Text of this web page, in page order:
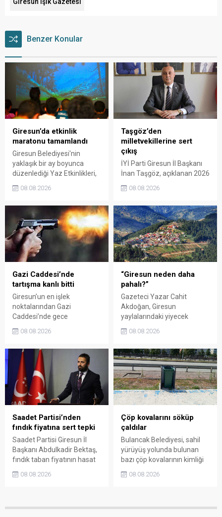
Giresun Işık Gazetesi
Benzer Konular
Giresun’da etkinlik
maratonu tamamlandı
Giresun Belediyesi'nin
yaklaşık bir ay boyunca
düzenlediği Yaz Etkinlikleri,
binlerce vatandaşı kültür,
sanat ve eğlenceyle
organizasyonun ardından
Kadın El Emeği Pazarı'nın
süresi de 16 Ağustos'a
kadar uzatıldı.
08.08.2026
Taşgöz’den
milletvekillerine sert
çıkış
İYİ Parti Giresun İl Başkanı
İnan Taşgöz, açıklanan 2026
yılı fındık alım fiyatı
üzerinden iktidar
eleştirdi. Taşgöz, üreticinin
emeğinin karşılığını
alamadığını savunarak,
Giresun milletvekillerini
sessiz kalmakla suçladı.
08.08.2026
Gazi Caddesi’nde
tartışma kanlı bitti
Giresun’un en işlek
noktalarından Gazi
Caddesi’nde gece
saatlerinde çıkan silahlı
kavgada A.E. ayağından
bölgede kısa süreli panik
yaşanırken polis geniş çaplı
soruşturma başlattı.
08.08.2026
“Giresun neden daha
pahalı?”
Gazeteci Yazar Cahit
Akdoğan, Giresun
yaylalarındaki yiyecek
fiyatlarının çevre illere göre
belirgin biçimde yüksek
Valiliği, Tarım ve Orman İl
Müdürlüğü ile ilgili kurumları
denetime çağırdı. Akdoğan,
yüzde 50’ye ulaşan fiyat
farklarının araştırılması
gerektiğini söyledi.
08.08.2026
Saadet Partisi’nden
fındık fiyatına sert tepki
Saadet Partisi Giresun İl
Başkanı Abdulkadir Bektaş,
fındık taban fiyatının hasat
başlamasına rağmen
açıklanmamasına tepki
belirterek üreticiyi memnun
08.08.2026
Çöp kovalarını söküp
çaldılar
Bulancak Belediyesi, sahil
yürüyüş yolunda bulunan
bazı çöp kovalarının kimliği
belirsiz kişi ya da kişilerce
sökülerek çalındığını açıkladı.
vatandaşlardan ihbar
08.08.2026